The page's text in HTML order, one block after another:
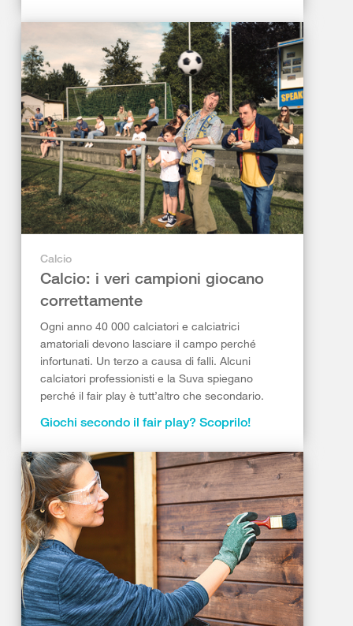
Calcio
Calcio: i veri campioni giocano
correttamente
Ogni anno 40 000 calciatori e calciatrici
amatoriali devono lasciare il campo perché
infortunati. Un terzo a causa di falli. Alcuni
calciatori professionisti e la Suva spiegano
perché il fair play è tutt’altro che secondario.
Giochi secondo il fair play? Scoprilo!